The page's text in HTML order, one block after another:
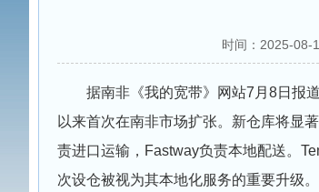
时间：2025-08-
据南非《我的宽带》网站7月8日报
以来首次在南非市场扩张。新仓库将显
责进口运输，Fastway负责本地配送。
次设仓被视为其本地化服务的重要升级。